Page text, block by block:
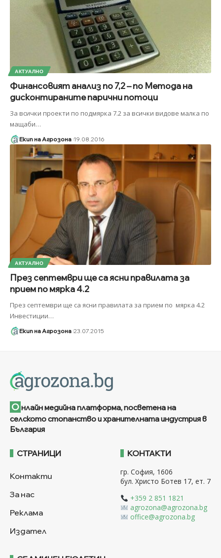
АКТУАЛНО
Финансовият анализ по 7,2 – по Метода на
дисконтираните парични потоци
За всички проекти по подмярка 7.2 за всички видове малка по
мащаби…
Екип на Агрозона 19.08.2016
АКТУАЛНО
През септември ще са ясни правилата за
прием по мярка 4.2
През септември ще са ясни правилата за прием по мярка 4.2
Инвестиции…
Екип на Агрозона 23.07.2015
О нлайн медийна платформа, посветена на
селското стопанство и хранителната индустрия в
България
СТРАНИЦИ
Контакти
За нас
Реклама
Издател
КОНТАКТИ
гр. София, 1606
бул. Христо Ботев 17, ет. 7
+359 2 851 1821
agrozona@agrozona.bg
office@agrozona.bg